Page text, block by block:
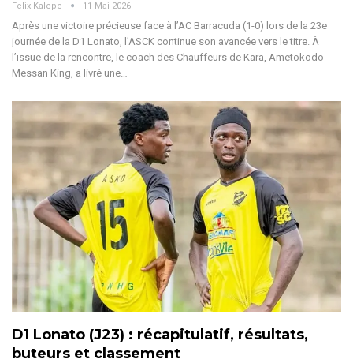
Felix Kalepe 11 Mai 2026
Après une victoire précieuse face à l’AC Barracuda (1-0) lors de la 23e
journée de la D1 Lonato, l’ASCK continue son avancée vers le titre. À
l’issue de la rencontre, le coach des Chauffeurs de Kara, Ametokodo
Messan King, a livré une…
D1 Lonato (J23) : récapitulatif, résultats,
buteurs et classement